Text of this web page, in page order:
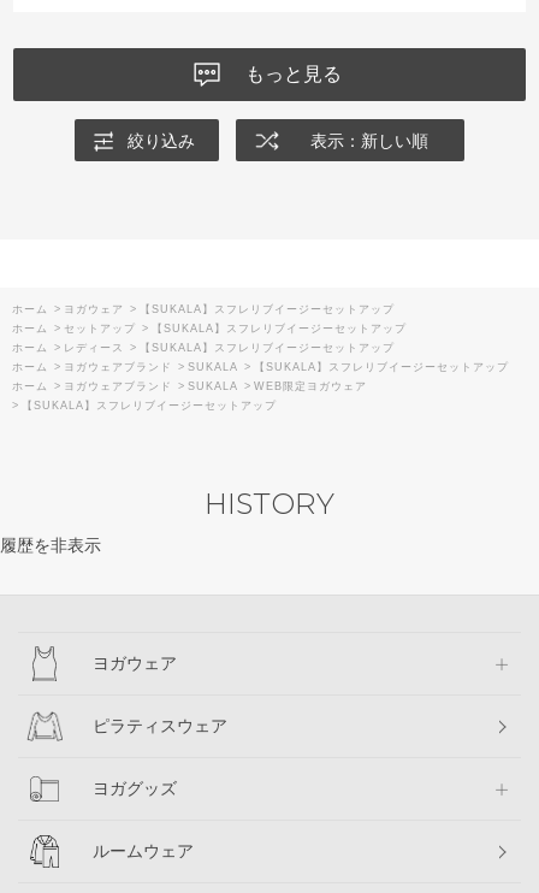
もっと見る
絞り込み 表示：新しい順
ホーム > ヨガウェア >
【SUKALA】スフレリブイージーセットアップ
ホーム
> セットアップ >
【SUKALA】スフレリブイージーセットアップ
ホーム
> レディース >
【SUKALA】スフレリブイージーセットアップ
ホーム
> ヨガウェアブランド > SUKALA >
【SUKALA】スフレリブイージーセットアップ
ホーム
> ヨガウェアブランド > SUKALA > WEB限定ヨガウェア
>
【SUKALA】スフレリブイージーセットアップ
HISTORY
履歴を非表示
ヨガウェア
ピラティスウェア
ヨガグッズ
ルームウェア